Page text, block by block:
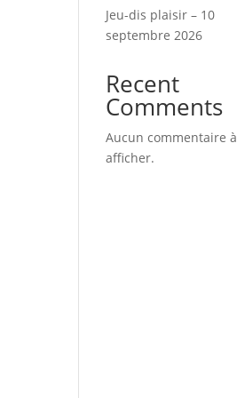
Jeu-dis plaisir – 10
septembre 2026
Recent
Comments
Aucun commentaire à
afficher.